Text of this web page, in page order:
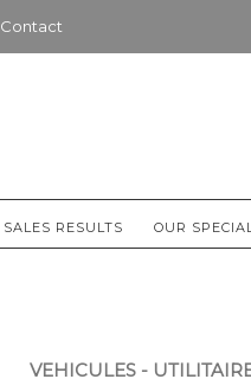
Contact
SALES RESULTS OUR
VEHICULES -